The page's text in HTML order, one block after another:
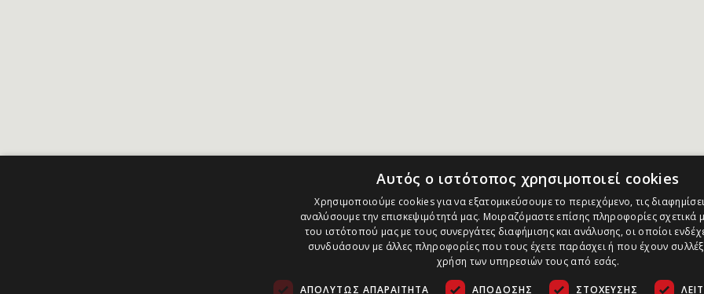
Αυτός ο ιστότοπος χρησιμοποιεί cookies
Χρησιμοποιούμε cookies για να εξατομικεύσουμε το περιεχόμενο, τις
αναλύσουμε την επισκεψιμότητά μας. Μοιραζόμαστε επίσης πληροφορίες σχετικά
του ιστότοπού μας με τους συνεργάτες διαφήμισης και ανάλυσης, οι οποίοι
συνδυάσουν με άλλες πληροφορίες που τους έχετε παράσχει ή που έχουν
χρήση των υπηρεσιών τους από εσάς.
ΑΠΟΛΎΤΩΣ ΑΠΑΡΑΊΤΗΤΑ ΑΠΌΔΟΣΗΣ ΣΤΌΧΕΥΣΗΣ